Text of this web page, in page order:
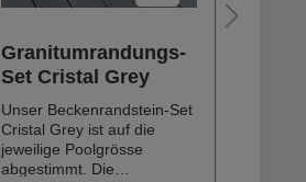
Granitumrandungs-
Set Cristal Grey
Unser Beckenrandstein-Set
Cristal Grey ist auf die
jeweilige Poolgrösse
abgestimmt. Die